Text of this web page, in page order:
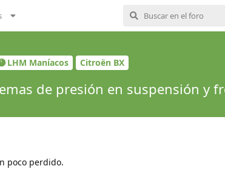
LHM Maníacos Citroën BX
de presión en suspensión y
poco perdido.